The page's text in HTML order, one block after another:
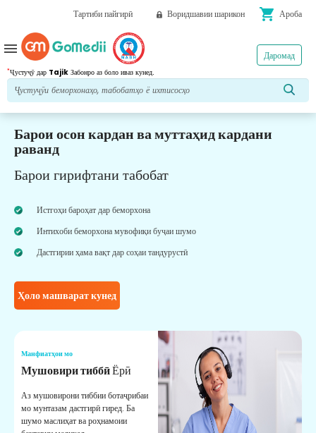
Тартиби пайгирӣ Воридшавии шарикон shopping_cart Ароба
*Ҷустуҷӯ дар Tajik Забонро аз боло иваз кунед.
Даромад
menu
Барои осон кардан ва муттаҳид кардани
раванд
Барои гирифтани табобат
Истгоҳи бароҳат дар беморхона
Интихоби беморхона мувофиқи буҷаи шумо
Дастгирии ҳама вақт дар соҳаи тандурустӣ
Ҳоло машварат кунед
Манфиатҳои мо
Мушовири тиббӣЁрӣ
Аз мушовирони тиббии ботаҷрибаи
мо мунтазам дастгирӣ гиред. Ба
шумо маслиҳат ва роҳнамоии